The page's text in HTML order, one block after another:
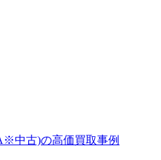
中古)の高価買取事例